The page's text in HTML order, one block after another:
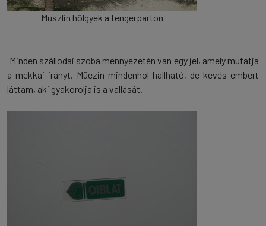
Muszlin hölgyek a tengerparton
Minden szállodai szoba mennyezetén van egy jel, amely mutatja
a mekkai irányt. Müezin mindenhol hallható, de kevés embert
láttam, aki gyakorolja is a vallását.